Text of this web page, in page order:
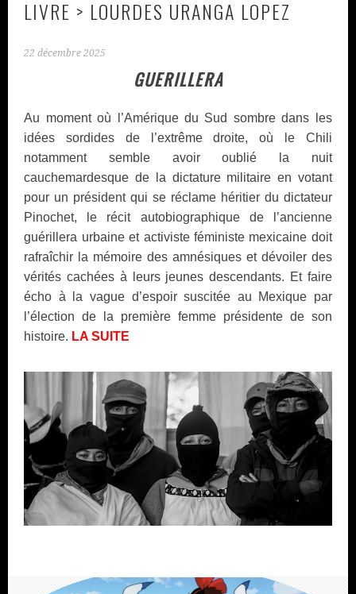
zakir46©cruz-sdm
zakir83©cruz-sdm
zakir70©cruz-sdm
zakir60©cruz-sdm
zakir57©cruz-sdm
zakir71©cruz-sdm
zakir43©cruz-sdm
zakir42©cruz-sdm
zakir54©cruz-sdm
LIVRE > LOURDES URANGA LOPEZ
22 décembre 2025
GUERILLERA
Au moment où l’Amérique du Sud sombre dans les
idées sordides de l’extrême droite, où le Chili
notamment semble avoir oublié la nuit
cauchemardesque de la dictature militaire en votant
pour un président qui se réclame héritier du dictateur
Pinochet, le récit autobiographique de l’ancienne
guérillera urbaine et activiste féministe mexicaine doit
rafraîchir la mémoire des amnésiques et dévoiler des
vérités cachées à leurs jeunes descendants. Et faire
écho à la vague d’espoir suscitée au Mexique par
l’élection de la première femme présidente de son
histoire. LA SUITE